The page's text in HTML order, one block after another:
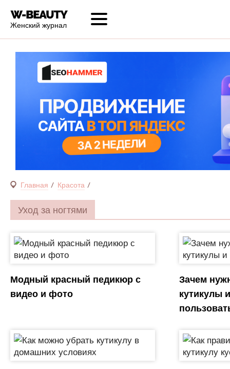
Женский журнал
Главная Красота
Уход за ногтями
Модный красный педикюр с
видео и фото
Зачем
кутикулы